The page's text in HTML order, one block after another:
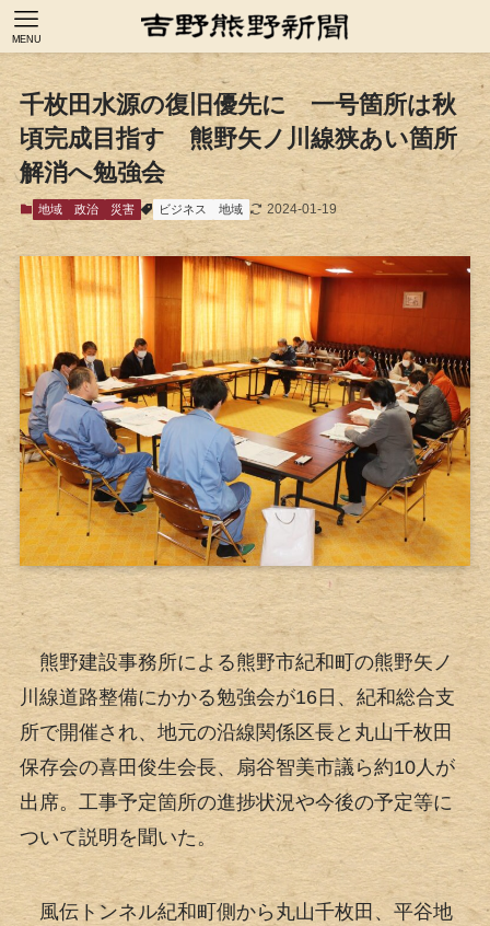
MENU
千枚田水源の復旧優先に 一号箇所は秋
頃完成目指す 熊野矢ノ川線狭あい箇所
解消へ勉強会
地域 政治 災害 ビジネス 地域 2024-01-19
熊野建設事務所による熊野市紀和町の熊野矢ノ
川線道路整備にかかる勉強会が16日、紀和総合支
所で開催され、地元の沿線関係区長と丸山千枚田
保存会の喜田俊生会長、扇谷智美市議ら約10人が
出席。工事予定箇所の進捗状況や今後の予定等に
ついて説明を聞いた。
風伝トンネル紀和町側から丸山千枚田、平谷地